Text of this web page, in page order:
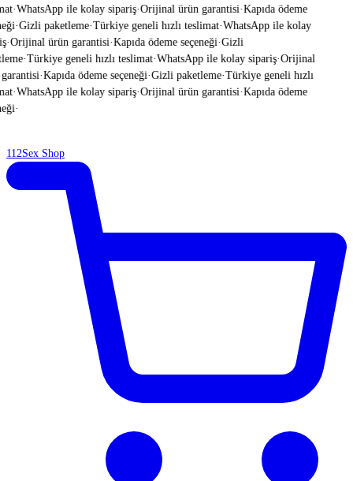
·WhatsApp ile kolay sipariş·Orijinal ürün garantisi·Kapıda ödeme
·Gizli paketleme·Türkiye geneli hızlı teslimat·WhatsApp ile kolay
·Orijinal ürün garantisi·Kapıda ödeme seçeneği·Gizli
·Türkiye geneli hızlı teslimat·WhatsApp ile kolay sipariş·Orijinal
·Kapıda ödeme seçeneği·Gizli paketleme·Türkiye geneli hızlı
·WhatsApp ile kolay sipariş·Orijinal ürün garantisi·Kapıda ödeme
·
112Sex Shop